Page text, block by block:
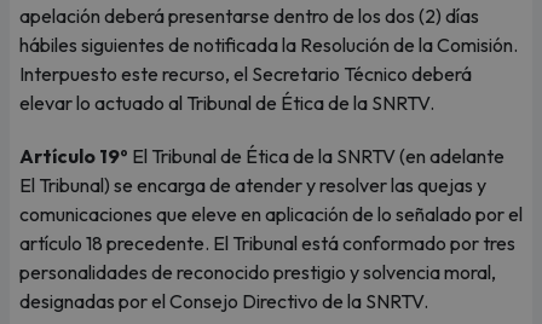
apelación deberá presentarse dentro de los dos (2) días
hábiles siguientes de notificada la Resolución de la Comisión.
Interpuesto este recurso, el Secretario Técnico deberá
elevar lo actuado al Tribunal de Ética de la SNRTV.
Artículo 19º El Tribunal de Ética de la SNRTV (en adelante
El Tribunal) se encarga de atender y resolver las quejas y
comunicaciones que eleve en aplicación de lo señalado por el
artículo 18 precedente. El Tribunal está conformado por tres
personalidades de reconocido prestigio y solvencia moral,
designadas por el Consejo Directivo de la SNRTV.